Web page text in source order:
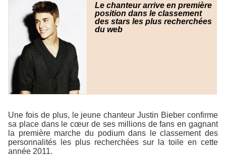
Le chanteur arrive en première
position dans le classement
des stars les plus recherchées
du web
Une fois de plus, le jeune chanteur Justin Bieber confirme
sa place dans le cœur de ses millions de fans en gagnant
la première marche du podium dans le classement des
personnalités les plus recherchées sur la toile en cette
année 2011.